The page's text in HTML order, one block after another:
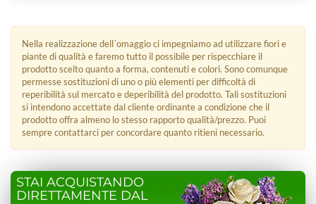
Nella realizzazione dell´omaggio ci impegniamo ad utilizzare fiori e
piante di qualità e faremo tutto il possibile per rispecchiare il
prodotto scelto quanto a forma, contenuti e colori. Sono comunque
permesse sostituzioni di uno o più elementi per difficoltà di
reperibilità sul mercato e deperibilità del prodotto. Tali sostituzioni
si intendono accettate dal cliente ordinante a condizione che il
prodotto offra almeno lo stesso rapporto qualità/prezzo. Puoi
sempre contattarci per concordare quanto ritieni necessario.
STAI ACQUISTANDO
DIRETTAMENTE DAL